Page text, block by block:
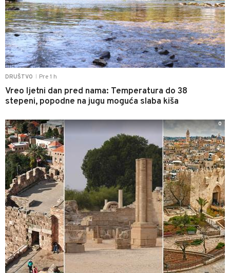
DRUŠTVO Pre 1 h
Vreo ljetni dan pred nama: Temperatura do 38
stepeni, popodne na jugu moguća slaba kiša
0